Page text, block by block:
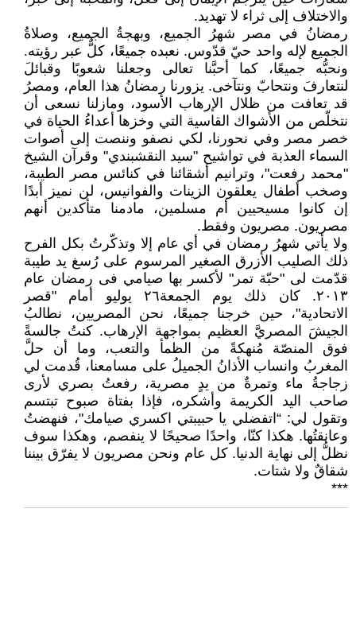
والاختلاف إلى ثراء لا تهديد.
رمضانُ في مصر شهرُ الجميع، وبهجةُ الجميع، وصلاةُ
الجميع لإله واحد حيّ قدّوس. نعبده جميعًا، كلٌّ عبر رؤيته.
ونحبُّه جميعًا، كما أحبَّنا تعالى وجعلنا شعوبًا وقبائلَ
لنتعارفَ ونتحابّ ونتآخى. يزورنا رمضانُ هذا العام، ومصرُ
قد تعافت من ظلال الإرهاب الأسود، ومازلنا نسعى أن
نتخلّص من الأشواك القاسية التي وخزها أعداءُ الحياة في
خصر مصر وفي نحورنا، لكي نصفو وننصت إلى أصوات
السماء العذبة في تواشيح "سيد النقشبندي" وقرآن الشيخ
"محمد رفعت"، وترانيم أشقائنا في كنائس مصر الطيبة،
وصخب أطفال يعلقون الزينات والفوانيس، لن نميز أبدًا
إن كانوا مسيحيين أم مسلمين، مادمنا متأكدين أنهم
مصريون. مصريون وفقط.
ولا يأتي شهرُ رمضان في أي عام إلا وتذكّرتُ بكل الفرح
ذلك الصليب الأزرق الصغير المرسوم على رُسغ يد طيبة
قدّمت لى "حبّة تمر" لأكسر بها صيامي فى رمضان عام
٢٠١٣. كان ذلك يوم الجمعة٢٦ يوليو أمام "قصر
الاتحادية"، حين خرجنا جميعًا، نحن المصريين، نطالبُ
الجيشَ المصريَّ العظيم بمواجهة الإرهاب. كنتُ جالسةً
فوق المنصّة مُنهكةً من الظمأ والتعب، وما أن حلَّ
المغربُ وانساب الأذانُ الجميلُ على مسامعنا، قُدمت لي
زجاجةُ ماء وتمرةٌ من يدٍ مصرية، رفعتُ بصري لأرى
صاحب اليد الكريمة وأشكره، فإذا بفتاة صبوح تبتسم
وتقول لي: “اتفضلي يا حبيبتي اكسري صيامك"، فنهضتُ
وعانقتُها. هكذا كنّا، واحدًا صحيحًا لا ينفصم، وهكذا سوف
نظلُّ إلى نهاية الدنيا. كل عام ونحن مصريون لا يفرّق بيننا
شقاقٌ ولا شتات.
***